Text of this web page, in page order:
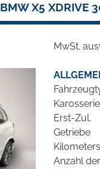
BMW X5 XDRIVE
MwSt.
Erst-Zul.
Getriebe
Anzahl